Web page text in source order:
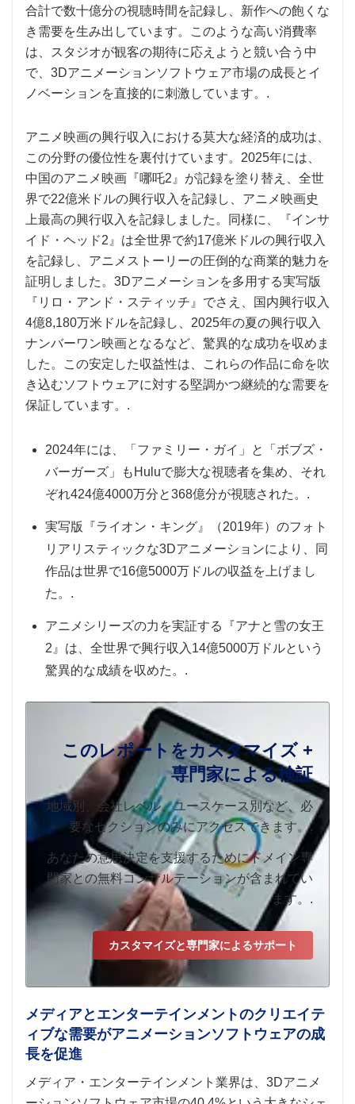
合計で数十億分の視聴時間を記録し、新作への飽くな
き需要を生み出しています。このような高い消費率
は、スタジオが観客の期待に応えようと競い合う中
で、3Dアニメーションソフトウェア市場の成長とイ
ノベーションを直接的に刺激しています。.
アニメ映画の興行収入における莫大な経済的成功は、
この分野の優位性を裏付けています。2025年には、
中国のアニメ映画『哪吒2』が記録を塗り替え、全世
界で22億米ドルの興行収入を記録し、アニメ映画史
上最高の興行収入を記録しました。同様に、『インサ
イド・ヘッド2』は全世界で約17億米ドルの興行収入
を記録し、アニメストーリーの圧倒的な商業的魅力を
証明しました。3Dアニメーションを多用する実写版
『リロ・アンド・スティッチ』でさえ、国内興行収入
4億8,180万米ドルを記録し、2025年の夏の興行収入
ナンバーワン映画となるなど、驚異的な成功を収めま
した。この安定した収益性は、これらの作品に命を吹
き込むソフトウェアに対する堅調かつ継続的な需要を
保証しています。.
2024年には、「ファミリー・ガイ」と「ボブズ・
バーガーズ」もHuluで膨大な視聴者を集め、それ
ぞれ424億4000万分と368億分が視聴された。.
実写版『ライオン・キング』（2019年）のフォト
リアリスティックな3Dアニメーションにより、同
作品は世界で16億5000万ドルの収益を上げまし
た。.
アニメシリーズの力を実証する『アナと雪の女王
2』は、全世界で興行収入14億5000万ドルという
驚異的な成績を収めた。.
このレポートをカスタマイズ +
専門家による検証
地域別、会社レベル、ユースケース別など、必
要なセクションのみにアクセスできます。.
あなたの意思決定を支援するためにドメイン専
門家との無料コンサルテーションが含まれてい
ます。.
カスタマイズと専門家によるサポート
メディアとエンターテインメントのクリエイテ
ィブな需要がアニメーションソフトウェアの成
長を促進
メディア・エンターテインメント業界は、3Dアニメ